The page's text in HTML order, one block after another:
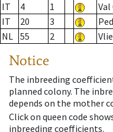
IT
4 1 Val
IT
20 3
NL 55 2
Notice
The inbreeding
planned colony. The
depends on the mother
Click on queen code
inbreeding coefficients.